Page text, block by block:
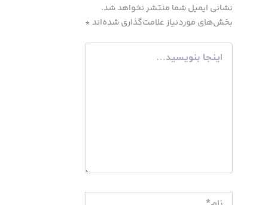
نشانی ایمیل شما منتشر نخواهد شد.
بخش‌های موردنیاز علامت‌گذاری شده‌اند *
اینجا
بنویسید…
نام*